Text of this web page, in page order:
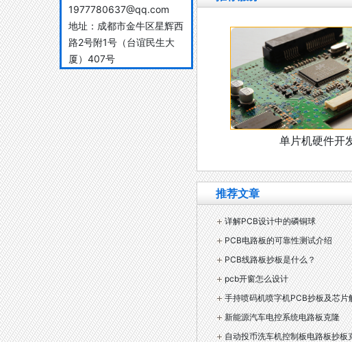
1977780637@qq.com
地址： 成都市金牛区星辉西
路2号附1号（台谊民生大
厦）407号
单片机硬件开
推荐文章
详解PCB设计中的磷铜球
PCB电路板的可靠性测试介绍
PCB线路板抄板是什么？
pcb开窗怎么设计
手持喷码机喷字机PCB抄板及芯片
新能源汽车电控系统电路板克隆
自动投币洗车机控制板电路板抄板